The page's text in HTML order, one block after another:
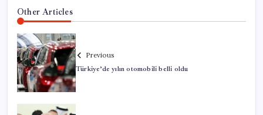
Other Articles
Previous
Türkiye’de yılın otomobili belli oldu